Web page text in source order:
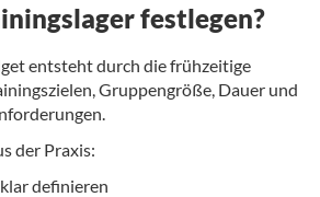
festlegen?
entsteht durch die frühzeitige
Gruppengröße, Dauer und
der Praxis:
definieren